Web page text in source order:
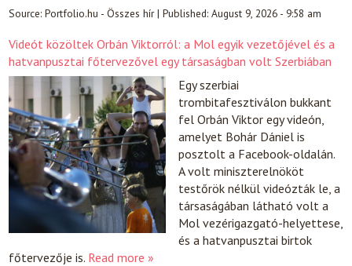
Source:Portfolio.hu - Összes hír|Published:August 9, 2026 - 9:58 am
Videót közöltek Orbán Viktorról: a Mol egyik vezetőjével és a
hatvanpusztai főtervezővel egy társaságban volt Szerbiában
Egy szerbiai
trombitafesztiválon bukkant
fel Orbán Viktor egy videón,
amelyet Bohár Dániel is
posztolt a Facebook-oldalán.
A volt miniszterelnököt
testőrök nélkül videózták le, a
társaságában látható volt a
Mol vezérigazgató-helyettese,
és a hatvanpusztai birtok
főtervezője is. Read more »